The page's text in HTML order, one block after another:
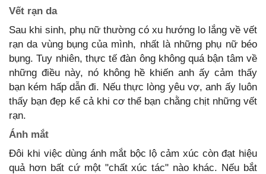
Vết rạn da
Sau khi sinh, phụ nữ thường có xu hướng lo lắng về vết
rạn da vùng bụng của mình, nhất là những phụ nữ béo
bụng. Tuy nhiên, thực tế đàn ông không quá bận tâm về
những điều này, nó không hề khiến anh ấy cảm thấy
bạn kém hấp dẫn đi. Nếu thực lòng yêu vợ, anh ấy luôn
thấy bạn đẹp kể cả khi cơ thể bạn chằng chịt những vết
rạn.
Ánh mắt
Đôi khi việc dùng ánh mắt bộc lộ cảm xúc còn đạt hiệu
quả hơn bất cứ một "chất xúc tác" nào khác. Nếu bắt